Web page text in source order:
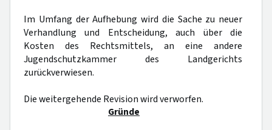
Im Umfang der Aufhebung wird die Sache zu neuer
Verhandlung und Entscheidung, auch über die
Kosten des Rechtsmittels, an eine andere
Jugendschutzkammer des Landgerichts
zurückverwiesen.
Die weitergehende Revision wird verworfen.
Gründe